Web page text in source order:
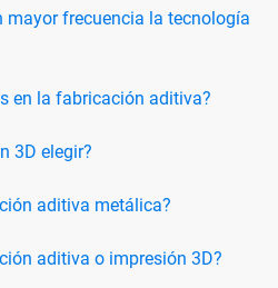
mayor frecuencia la tecnología
en la fabricación aditiva?
3D elegir?
aditiva metálica?
aditiva o impresión 3D?